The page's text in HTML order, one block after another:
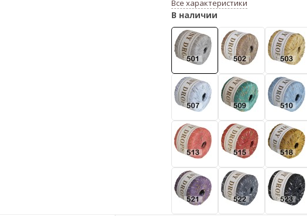
Все характеристики
В наличии